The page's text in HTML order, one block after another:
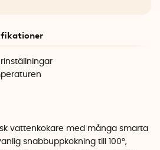
vattenkokare med många smarta
snabbuppkokning till 100°,